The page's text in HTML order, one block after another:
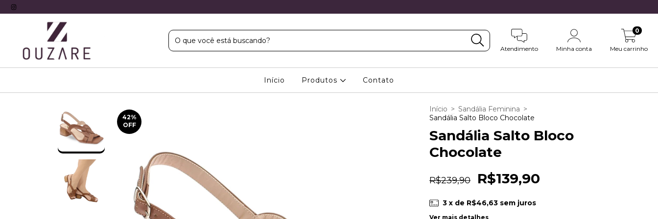
Atendimento Minha conta Meu carrinho
0
Início Produtos Contato
42%
OFF
Início > Sandália Feminina >
Sandália Salto Bloco Chocolate
Sandália Salto Bloco
Chocolate
R$239,90 R$139,90
3 x de R$46,63 sem juros
Ver mais detalhes